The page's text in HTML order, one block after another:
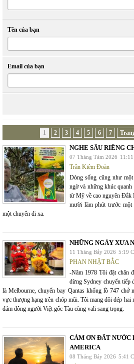
Tên của bạn
Email của bạn
1 2 3 4 5 6 7
NGHE SẦU RIÊNG
07 Tháng Tám 2026
Trần Kiêm Đoàn
Dòng sống cũng như
ngờ và những khúc
từ Mỹ về cao nguyên Đắk
mười lăm phút trước một
một chuyến đi xa.
NHỮNG NGÀY XƯA
11 Tháng Bảy 2026 5:19
PHAN NHẬT BẮC
-Năm 1978 Tôi đặt chân
dừng Sydney chuyển tiếp
là Melbourne, chuyến bay Qantas khổng lồ 747 chở
vực thượng hạng trên chóp mũi. Tôi mang đôi dép hai
đám đông người Việt gốc Tàu cùng vali sang trọng.
CÁM ƠN ĐẤT NƯỚC
AMERICA
08 Tháng Bảy 2026 5:41